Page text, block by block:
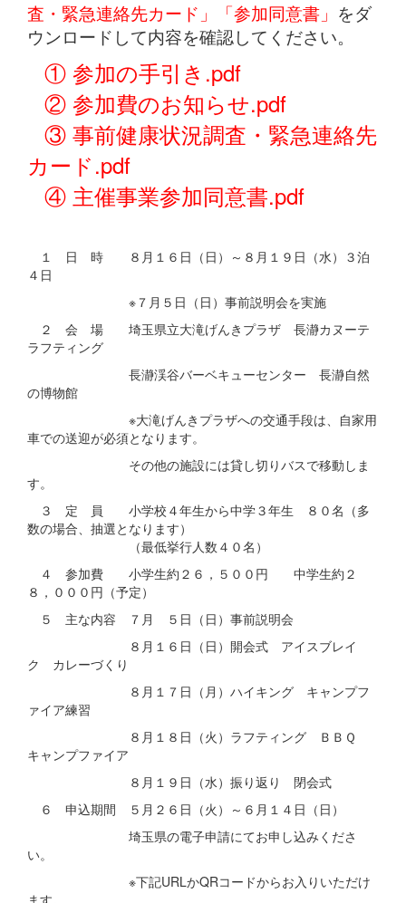
査・緊急連絡先カード」「参加同意書」 をダ
ウンロードして内容を確認してください。
① 参加の手引き.pdf
② 参加費のお知らせ.pdf
③ 事前健康状況調査・緊急連絡先
カード.pdf
④ 主催事業参加同意書.pdf
１ 日 時 ８月１６日（日）～８月１９日（水）３泊
４日
※７月５日（日）事前説明会を実施
２ 会 場 埼玉県立大滝げんきプラザ 長瀞カヌーテ
ラフティング
長瀞渓谷バーベキューセンター 長瀞自然
の博物館
※大滝げんきプラザへの交通手段は、自家用
車での送迎が必須となります。
その他の施設には貸し切りバスで移動しま
す。
３ 定 員 小学校４年生から中学３年生 ８０名（多
数の場合、抽選となります）
（最低挙行人数４０名）
４ 参加費 小学生約２６，５００円 中学生約２
８，０００円（予定）
５ 主な内容 ７月 ５日（日）事前説明会
８月１６日（日）開会式 アイスブレイ
ク カレーづくり
８月１７日（月）ハイキング キャンプフ
ァイア練習
８月１８日（火）ラフティング ＢＢＱ
キャンプファイア
８月１９日（水）振り返り 閉会式
６ 申込期間 ５月２６日（火）～６月１４日（日）
埼玉県の電子申請にてお申し込みくださ
い。
※下記URLかQRコードからお入りいただけ
ます。